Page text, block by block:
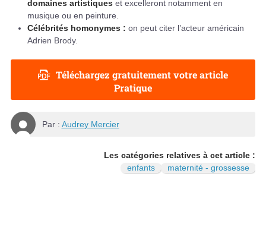
domaines artistiques et excelleront notamment en
musique ou en peinture.
Célébrités homonymes : on peut citer l’acteur américain
Adrien Brody.
Téléchargez gratuitement votre article
Pratique
Par : Audrey Mercier
Les catégories relatives à cet article :
enfants
maternité - grossesse